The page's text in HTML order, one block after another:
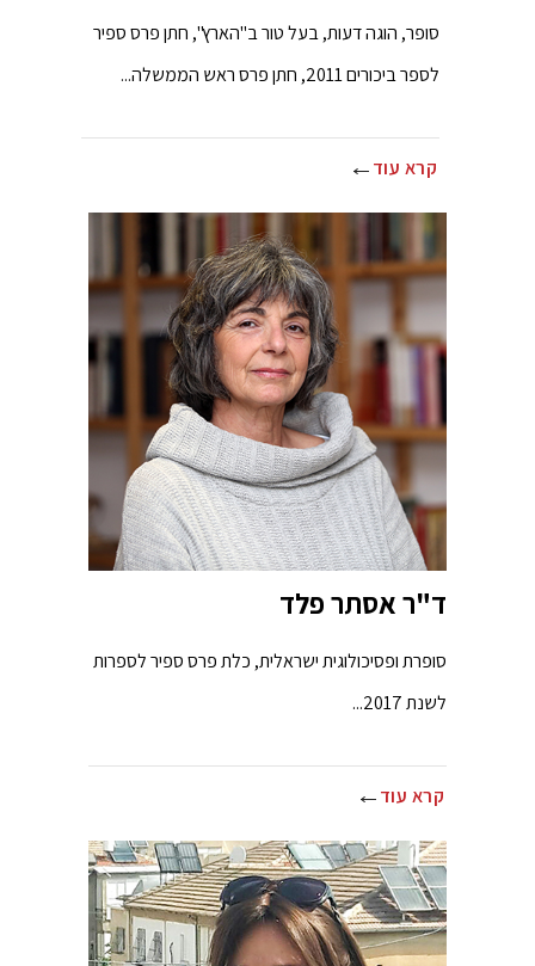
סופר, הוגה דעות, בעל טור ב"הארץ", חתן פרס ספיר
לספר ביכורים 2011, חתן פרס ראש הממשלה...
קרא עוד
ד"ר אסתר פלד
סופרת ופסיכולוגית ישראלית, כלת פרס ספיר לספרות
לשנת 2017...
קרא עוד